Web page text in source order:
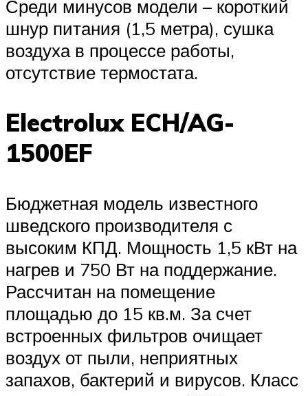
Среди минусов модели – короткий
шнур питания (1,5 метра), сушка
воздуха в процессе работы,
отсутствие термостата.
Electrolux ECH/AG-
1500EF
Бюджетная модель известного
шведского производителя с
высоким КПД. Мощность 1,5 кВт на
нагрев и 750 Вт на поддержание.
Рассчитан на помещение
площадью до 15 кв.м. За счет
встроенных фильтров очищает
воздух от пыли, неприятных
запахов, бактерий и вирусов. Класс